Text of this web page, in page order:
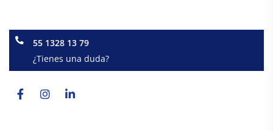
55 1328 13 79
¿Tienes una duda?
f